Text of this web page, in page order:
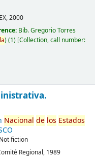
2000
Bib. Gregorio Torres
la)(1) Collection, call number:
Nacional de los Estados
Not fiction
Regional, 1989